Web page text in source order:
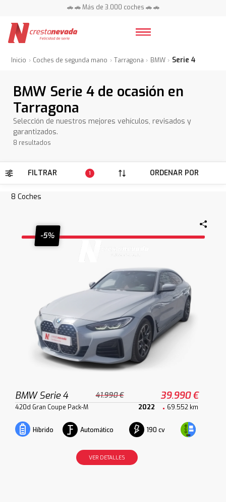
🚗 🚗 Más de 3.000 coches 🚗 🚗
Inicio Coches de segunda mano Tarragona BMW Serie 4
BMW Serie 4 de ocasión en
Tarragona
Selección de nuestros mejores vehículos, revisados y
garantizados.
8 resultados
FILTRAR 1 ORDENAR POR
8 Coches
-5%
BMW Serie 4 41.990 € 39.990 €
420d Gran Coupe Pack-M 2022 69.552 km
Híbrido Automático 190 cv
VER DETALLES